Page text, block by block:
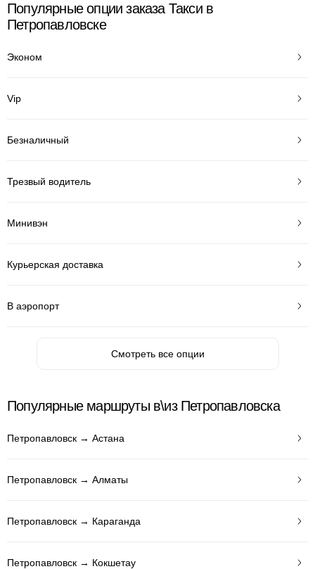
Популярные опции заказа Такси в
Петропавловске
Эконом
Vip
Безналичный
Трезвый водитель
Минивэн
Курьерская доставка
В аэропорт
Смотреть все опции
Популярные маршруты в\из Петропавловска
Петропавловск → Астана
Петропавловск → Алматы
Петропавловск → Караганда
Петропавловск → Кокшетау